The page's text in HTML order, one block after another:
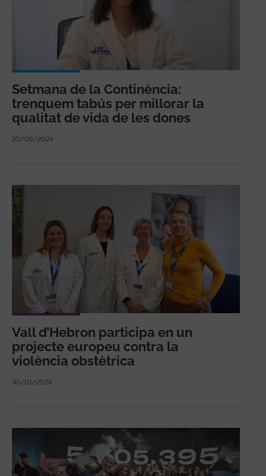
Setmana de la Continència:
trenquem tabús per millorar la
qualitat de vida de les dones
20/06/2024
Vall d’Hebron participa en un
projecte europeu contra la
violència obstètrica
30/01/2024